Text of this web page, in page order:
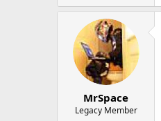
MrSpace
Legacy Member